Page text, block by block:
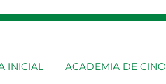
INICIAL ACADEMIA DE